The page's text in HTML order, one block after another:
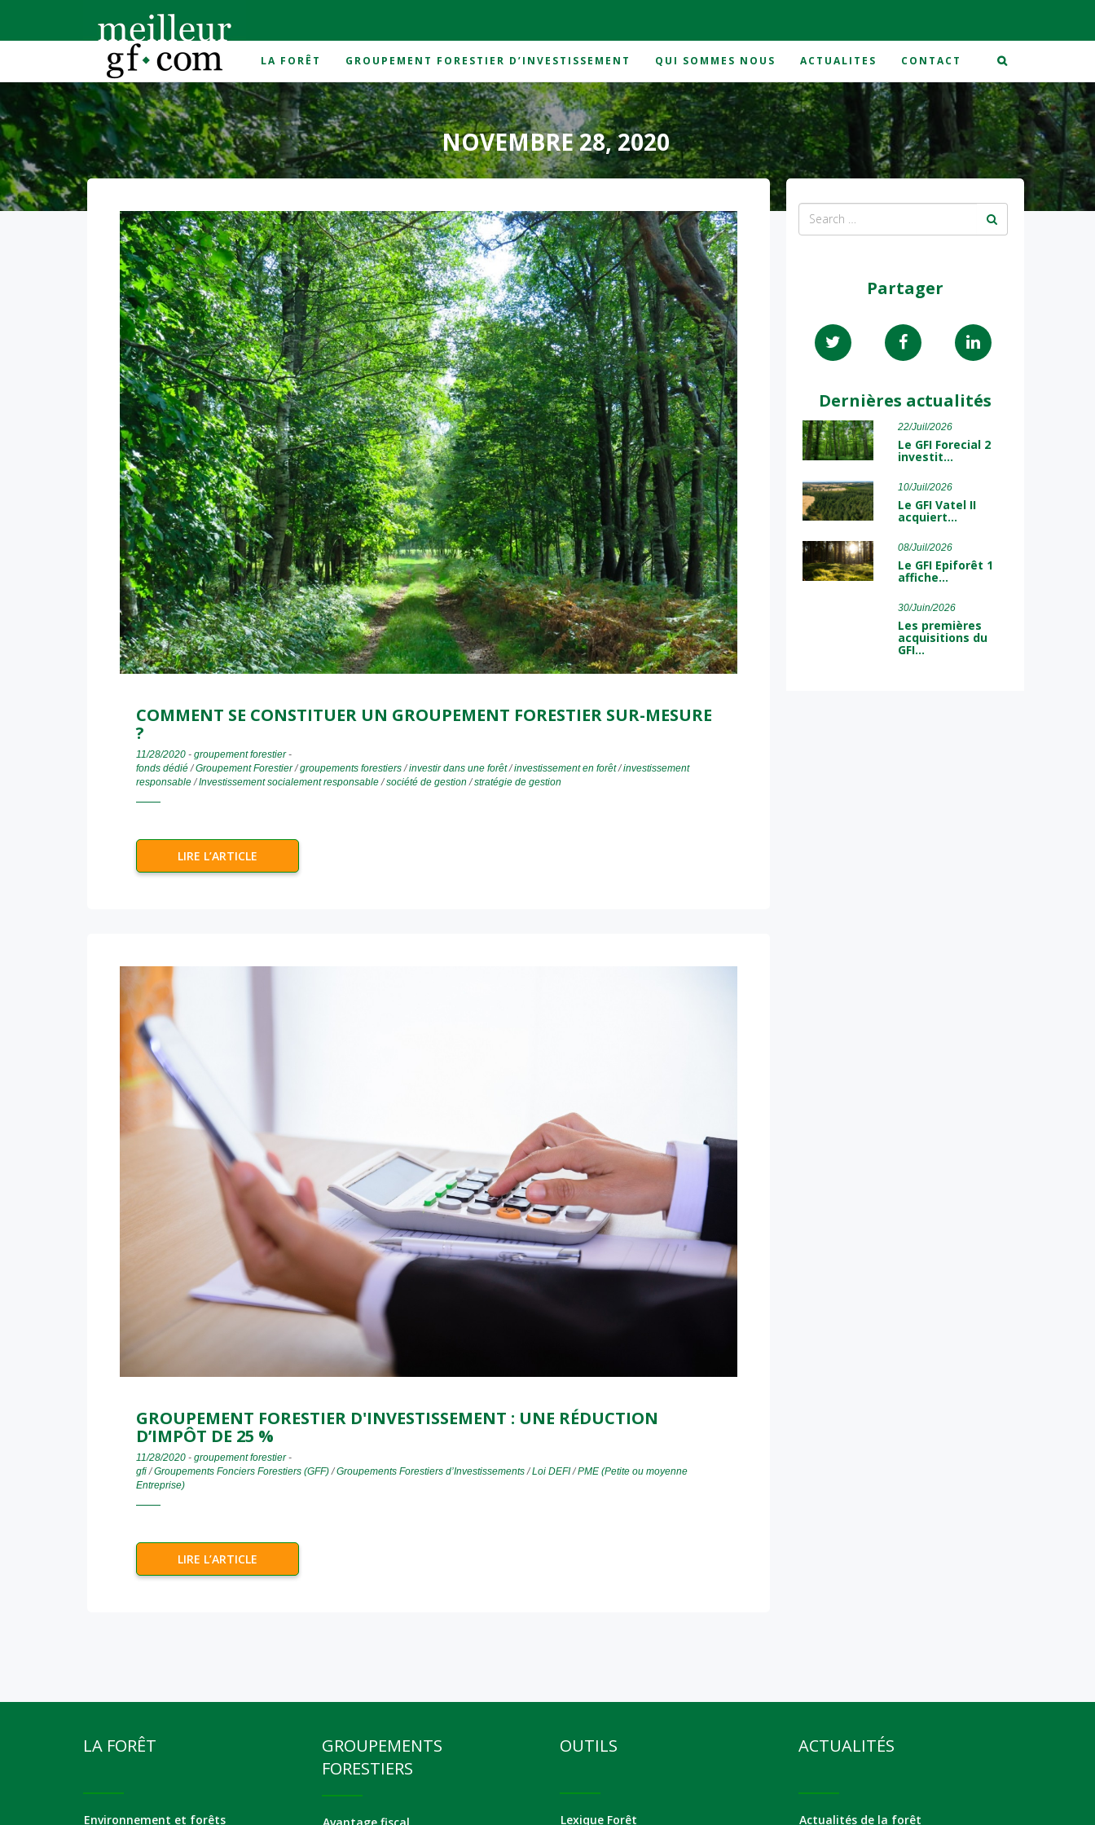
LA FORÊT GROUPEMENT FORESTIER D’INVESTISSEMENT QUI SOMMES NOUS ACTUALITES CONTACT
Accueil> 2020>novembre 28
NOVEMBRE 28, 2020
COMMENT SE CONSTITUER UN GROUPEMENT FORESTIER SUR-MESURE
?
11/28/2020 - groupement forestier-
fonds dédié /Groupement Forestier/groupements forestiers /investir dans une forêt/investissement en forêt/investissement
responsable /Investissement socialement responsable /société de gestion /stratégie de gestion
LIRE L’ARTICLE
GROUPEMENT FORESTIER D'INVESTISSEMENT : UNE RÉDUCTION
D’IMPÔT DE 25 %
11/28/2020 - groupement forestier-
gfi/Groupements Fonciers Forestiers (GFF)/Groupements Forestiers d’Investissements/Loi DEFI/PME (Petite ou moyenne
Entreprise)
LIRE L’ARTICLE
Partager
Dernières actualités
22/Juil/2026
Le GFI Forecial 2
investit…
10/Juil/2026
Le GFI Vatel II
acquiert…
08/Juil/2026
Le GFI Epiforêt 1
affiche…
30/Juin/2026
Les premières
acquisitions du
GFI…
LA FORÊT
Environnement et forêts
GROUPEMENTS
FORESTIERS
OUTILS
Lexique Forêt
ACTUALITÉS
Actualités de la forêt